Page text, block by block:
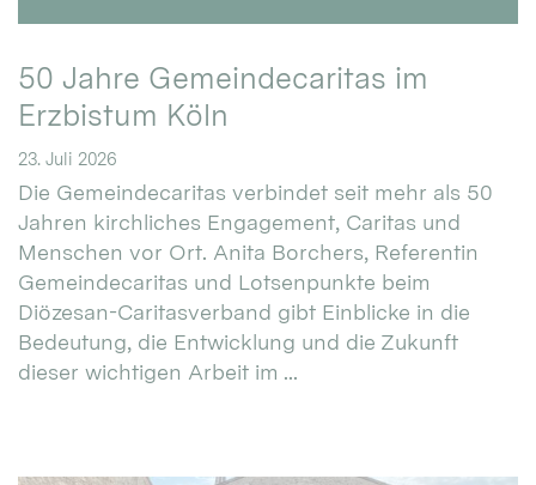
50 Jahre Gemeindecaritas im
Erzbistum Köln
23. Juli 2026
Die Gemeindecaritas verbindet seit mehr als 50
Jahren kirchliches Engagement, Caritas und
Menschen vor Ort. Anita Borchers, Referentin
Gemeindecaritas und Lotsenpunkte beim
Diözesan-Caritasverband gibt Einblicke in die
Bedeutung, die Entwicklung und die Zukunft
dieser wichtigen Arbeit im ...